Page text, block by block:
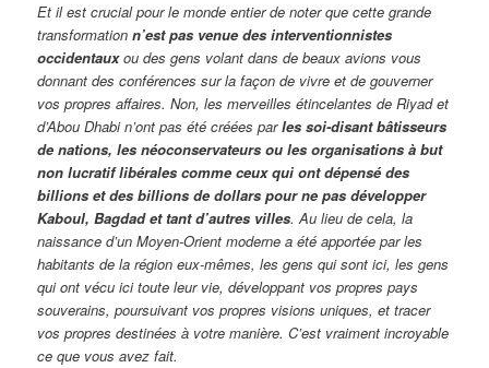
Et il est crucial pour le monde entier de noter que cette grande
transformationn’est pas venue des interventionnistes
occidentauxou des gens volant dans de beaux avions vous
donnant des conférences sur la façon de vivre et de gouverner
vos propres affaires. Non, les merveilles étincelantes de Riyad et
d’Abou Dhabi n’ont pas été créées parles soi-disant bâtisseurs
de nations, les néoconservateurs ou les organisations à but
non lucratif libérales comme ceux qui ont dépensé des
billions et des billions de dollars pour ne pas développer
Kaboul, Bagdad et tant d’autres villes. Au lieu de cela, la
naissance d’un Moyen-Orient moderne a été apportée par les
habitants de la région eux-mêmes, les gens qui sont ici, les gens
qui ont vécu ici toute leur vie, développant vos propres pays
souverains, poursuivant vos propres visions uniques, et tracer
vos propres destinées à votre manière. C’est vraiment incroyable
ce que vous avez fait.